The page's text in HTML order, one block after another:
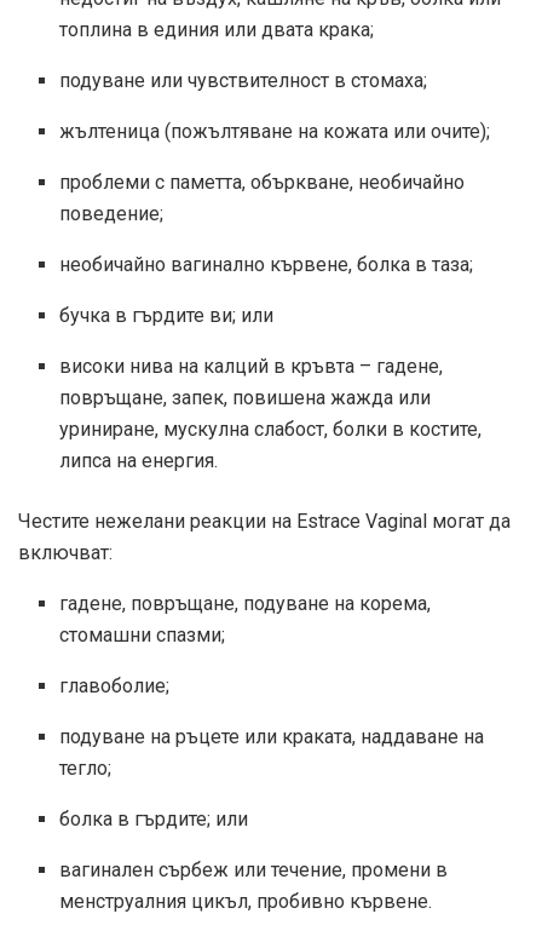
топлина в единия или двата крака;
подуване или чувствителност в стомаха;
жълтеница (пожълтяване на кожата или очите);
проблеми с паметта, объркване, необичайно
поведение;
необичайно вагинално кървене, болка в таза;
бучка в гърдите ви; или
високи нива на калций в кръвта – гадене,
повръщане, запек, повишена жажда или
уриниране, мускулна слабост, болки в костите,
липса на енергия.
Честите нежелани реакции на Estrace Vaginal могат да
включват:
гадене, повръщане, подуване на корема,
стомашни спазми;
главоболие;
подуване на ръцете или краката, наддаване на
тегло;
болка в гърдите; или
вагинален сърбеж или течение, промени в
менструалния цикъл, пробивно кървене.